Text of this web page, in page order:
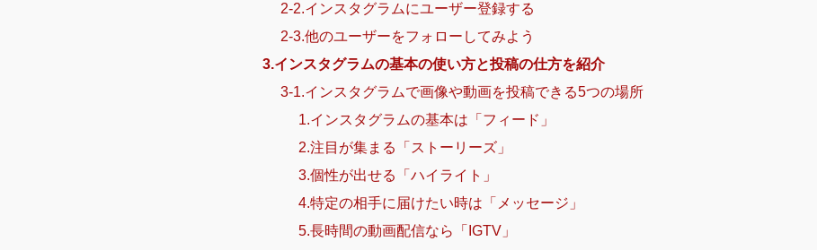
2-2.インスタグラムにユーザー登録する
2-3.他のユーザーをフォローしてみよう
3.インスタグラムの基本の使い方と投稿の仕方を紹介
3-1.インスタグラムで画像や動画を投稿できる5つの場所
1.インスタグラムの基本は「フィード」
2.注目が集まる「ストーリーズ」
3.個性が出せる「ハイライト」
4.特定の相手に届けたい時は「メッセージ」
5.長時間の動画配信なら「IGTV」